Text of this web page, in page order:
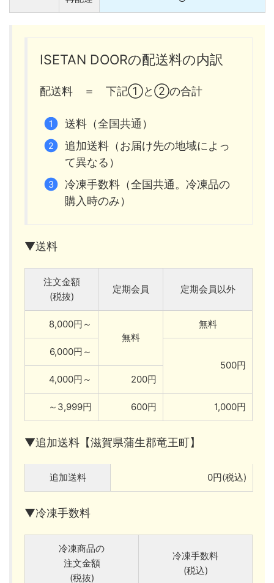
ISETAN DOORの配送料の内訳
配送料 ＝ 下記①と②の合計
送料（全国共通）
追加送料（お届け先の地域によっ
て異なる）
冷凍手数料（全国共通。冷凍品の
購入時のみ）
▼送料
注文金額
(税抜)
定期会員 定期会員以外
8,000円～
無料
無料
6,000円～
500円
4,000円～
200円
～3,999円 600円 1,000円
▼追加送料【滋賀県蒲生郡竜王町】
追加送料 0円(税込)
▼冷凍手数料
冷凍商品の
注文金額
(税抜)
冷凍手数料
(税込)